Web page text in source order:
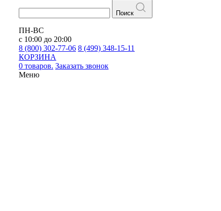
Поиск
ПН-ВС
с 10:00 до 20:00
8 (800) 302-77-06 8 (499) 348-15-11
КОРЗИНА
0 товаров. Заказать звонок
Меню